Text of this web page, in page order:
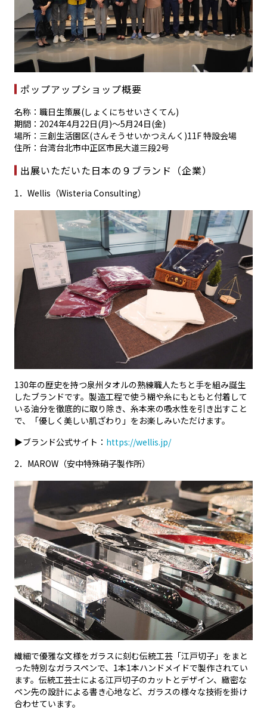
ポップアップショップ概要
名称：職日生策展(しょくにちせいさくてん)
期間：2024年4月22日(月)～5月24日(金)
場所：三創生活園区(さんそうせいかつえんく)11F 特設会場
住所：台湾台北市中正区市民大道三段2号
出展いただいた日本の９ブランド（企業）
1． Wellis （Wisteria Consulting）
130年の歴史を持つ泉州タオルの熟練職人たちと手を組み誕生
したブランドです。製造工程で使う糊や糸にもともと付着して
いる油分を徹底的に取り除き、糸本来の吸水性を引き出すこと
で、「優しく美しい肌ざわり」をお楽しみいただけます。
▶ブランド公式サイト： https://wellis.jp/
2．MAROW（安中特殊硝子製作所）
繊細で優雅な文様をガラスに刻む伝統工芸「江戸切子」をまと
った特別なガラスペンで、1本1本ハンドメイドで製作されてい
ます。伝統工芸士による江戸切子のカットとデザイン、緻密な
ペン先の設計による書き心地など、ガラスの様々な技術を掛け
合わせています。